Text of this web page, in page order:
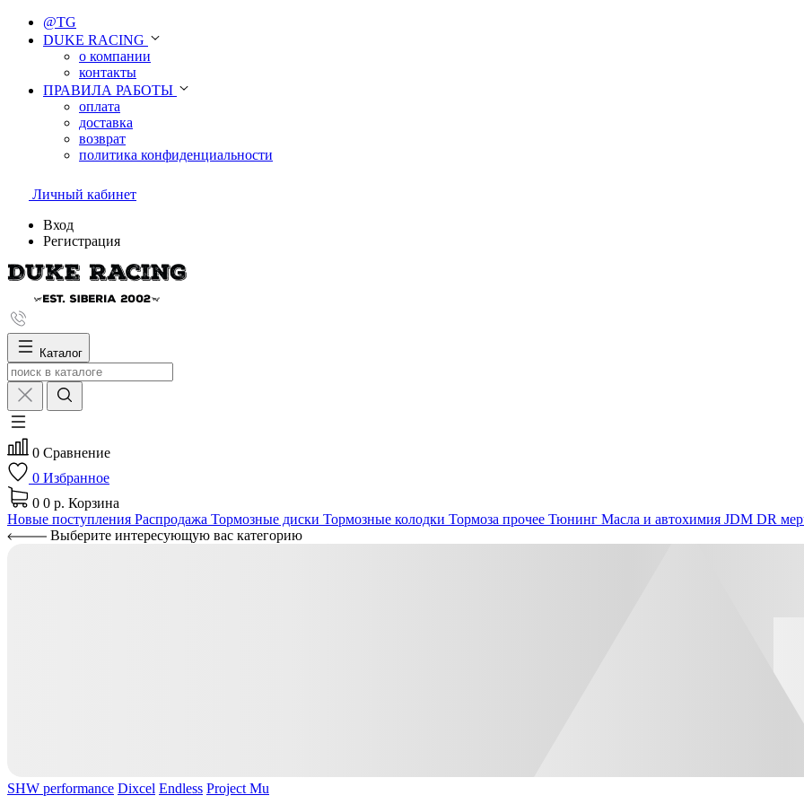
@TG
DUKE RACING
о компании
контакты
ПРАВИЛА РАБОТЫ
оплата
доставка
возврат
политика конфиденциальности
Личный кабинет
Вход
Регистрация
Каталог
0 Сравнение
0 Избранное
0 0 р. Корзина
Новые поступления Распродажа Тормозные диски Тормозные колодки Тормоза прочее Тюнинг Масла и автохимия JDM DR
Выберите интересующую вас категорию
SHW performance Dixcel Endless Project Mu